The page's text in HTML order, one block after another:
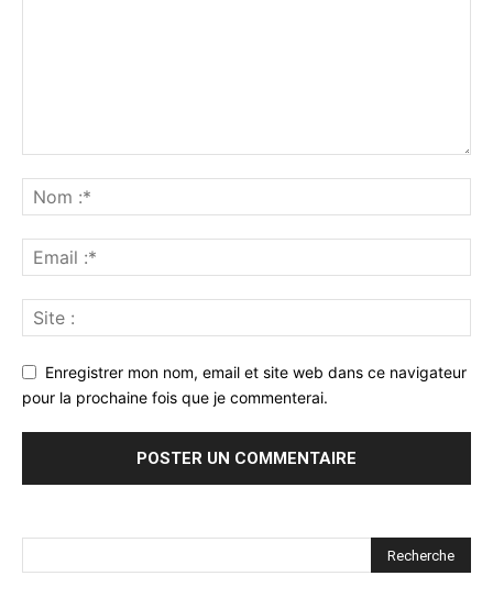
Enregistrer mon nom, email et site web dans ce navigateur
pour la prochaine fois que je commenterai.